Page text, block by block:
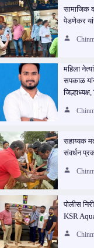
सामाजिक
पेडणेकर
महिला
सपकाळ
सहाय्यक
संवर्धन
पोलीस
KSR